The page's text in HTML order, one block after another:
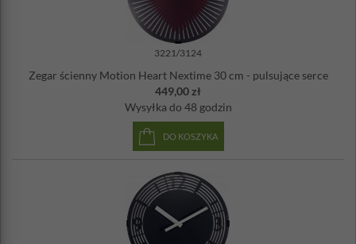
3221/3124
Zegar ścienny Motion Heart Nextime 30 cm - pulsujące serce
449,00 zł
Wysyłka do 48 godzin
DO KOSZYKA